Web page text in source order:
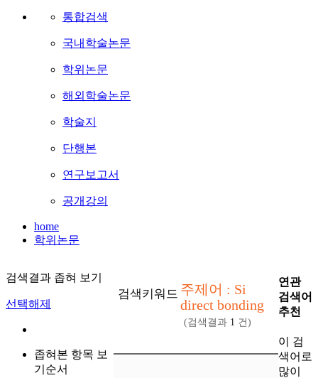
통합검색
국내학술논문
학위논문
해외학술논문
학술지
단행본
연구보고서
공개강의
home
학위논문
검색결과 좁혀 보기
선택해제
좁혀본 항목 보
기순서
검색키워드 주제어 : Si
direct bonding
(검색결과 1 건)
연관
검색어
추천
이 검
색어로
많이